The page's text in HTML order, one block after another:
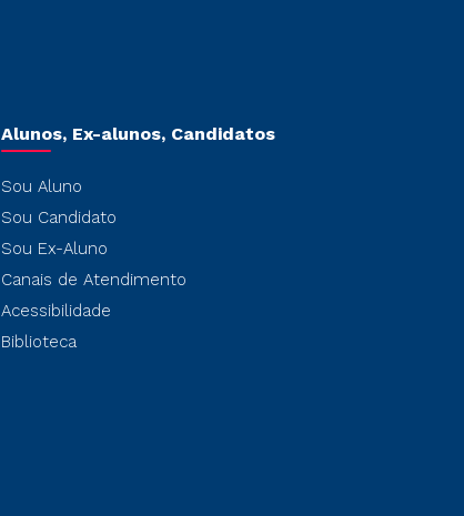
Alunos, Ex-alunos, Candidatos
Sou Aluno
Sou Candidato
Sou Ex-Aluno
Canais de Atendimento
Acessibilidade
Biblioteca